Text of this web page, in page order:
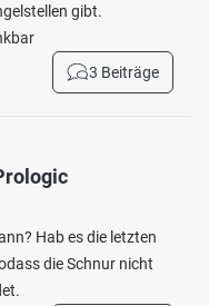
gibt.
3 Beiträge
Hab es die letzten
die Schnur nicht